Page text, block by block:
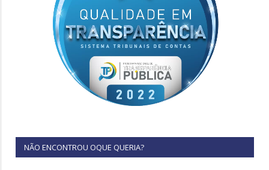
NÃO ENCONTROU OQUE QUERIA?